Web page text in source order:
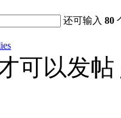
还可输入80
可以发帖